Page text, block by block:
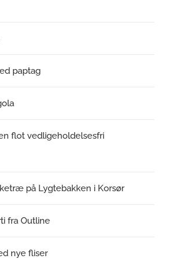
paptag
flot vedligeholdelsesfri
på Lygtebakken i Korsør
fra Outline
nye fliser